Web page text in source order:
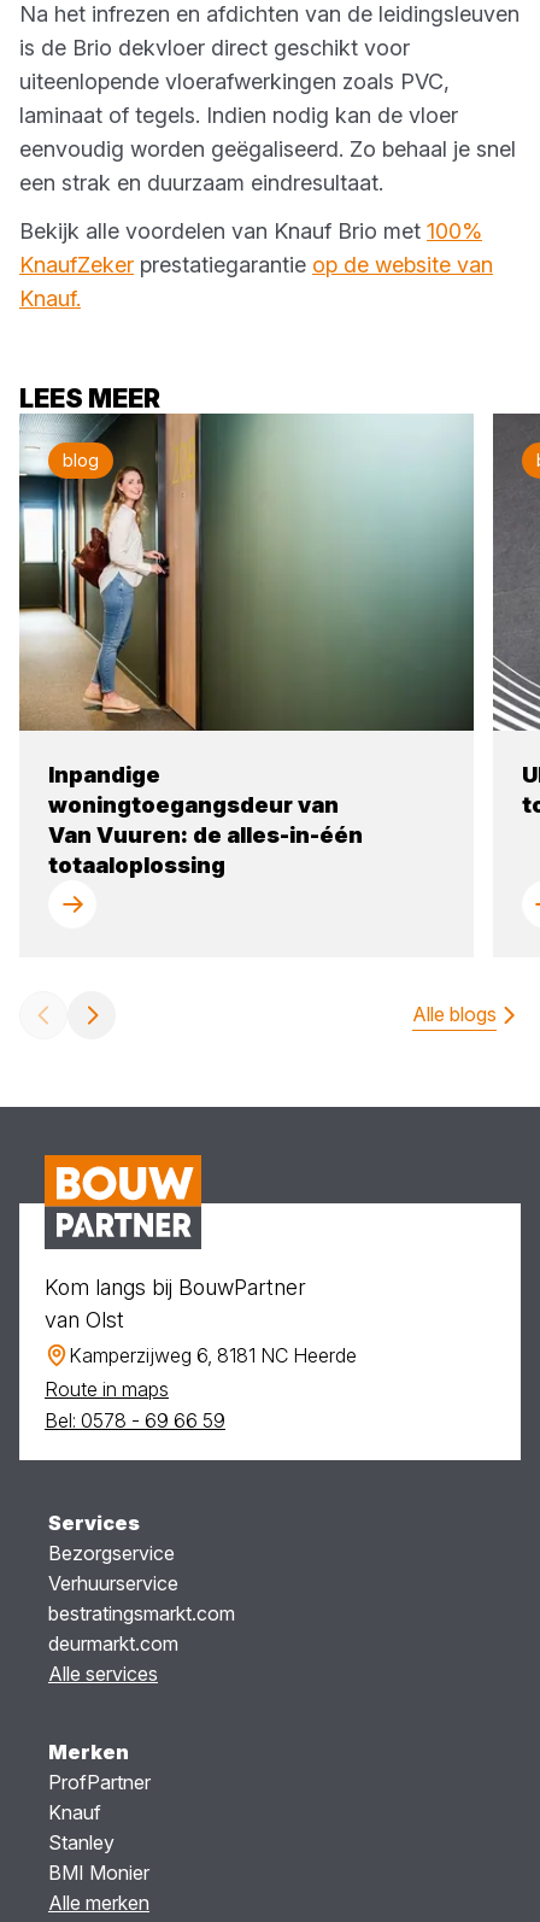
Na het infrezen en afdichten van de leidingsleuven
is de Brio dekvloer direct geschikt voor
uiteenlopende vloerafwerkingen zoals PVC,
laminaat of tegels. Indien nodig kan de vloer
eenvoudig worden geëgaliseerd. Zo behaal je snel
een strak en duurzaam eindresultaat.
Bekijk alle voordelen van Knauf Brio met 100%
KnaufZeker prestatiegarantie op de website van
Knauf.
LEES MEER
blog
Inpandige
woningtoegangsdeur van
Van Vuuren: de alles-in-één
totaaloplossing
Alle blogs
Kom langs bij BouwPartner
van Olst
Kamperzijweg 6, 8181 NC Heerde
Route in maps
Bel: 0578 - 69 66 59
Services
Bezorgservice
Verhuurservice
bestratingsmarkt.com
deurmarkt.com
Alle services
Merken
ProfPartner
Knauf
Stanley
BMI Monier
Alle merken